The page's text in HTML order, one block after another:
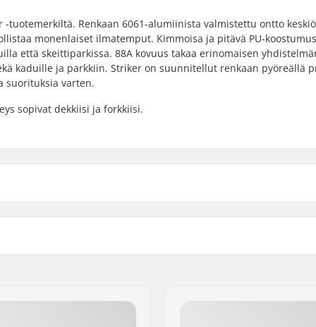
tuotemerkiltä. Renkaan 6061-alumiinista valmistettu ontto
monenlaiset ilmatemput. Kimmoisa ja pitävä PU-
että skeittiparkissa. 88A kovuus takaa erinomaisen
kaduille ja parkkiin. Striker on suunnitellut renkaan pyöreällä
suorituksia varten.
sopivat dekkiisi ja forkkiisi.
Coren materiaali:
Laakeriluokitus: